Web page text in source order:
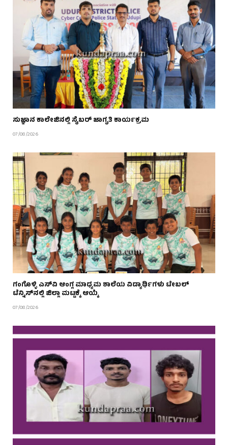
ಸುಜ್ಞಾನ ಕಾಲೇಜಿನಲ್ಲಿ ಸೈಬರ್ ಜಾಗೃತಿ ಕಾರ್ಯಕ್ರಮ
07/08/2026
ಗಂಗೊಳ್ಳಿ ಎಸ್‌ವಿ ಆಂಗ್ಲ ಮಾಧ್ಯಮ ಶಾಲೆಯ ವಿದ್ಯಾರ್ಥಿಗಳು ಟೇಬಲ್‌
ಟೆನ್ನಿಸ್‌ನಲ್ಲಿ ಜಿಲ್ಲಾ ಮಟ್ಟಕ್ಕೆ ಆಯ್ಕೆ
07/08/2026